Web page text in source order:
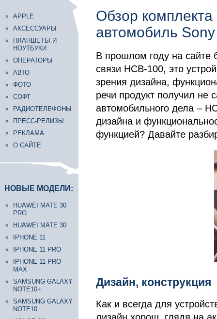
APPLE
АКСЕССУАРЫ
ПЛАНШЕТЫ И
НОУТБУКИ
ОПЕРАТОРЫ
АВТО
ФОТО
СОФТ
РАДИОТЕЛЕФОНЫ
ПРЕСС-РЕЛИЗЫ
РЕКЛАМА
О САЙТЕ
НОВЫЕ МОДЕЛИ:
HUAWEI MATE 30
PRO
HUAWEI MATE 30
IPHONE 11
IPHONE 11 PRO
IPHONE 11 PRO
MAX
SAMSUNG GALAXY
NOTE10+
SAMSUNG GALAXY
NOTE10
Обзор комплекта
автомобиль
В прошлом году на сайте
связи HCB-100, это
зрения дизайна,
речи продукт получил
автомобильного дела –
дизайна и
функцией? Давайте
Дизайн, конструкция
Как и всегда для